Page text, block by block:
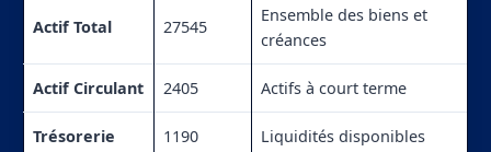
Actif Total 27545
Ensemble des biens et
créances
Actif Circulant 2405 Actifs à court terme
Trésorerie 1190 Liquidités disponibles